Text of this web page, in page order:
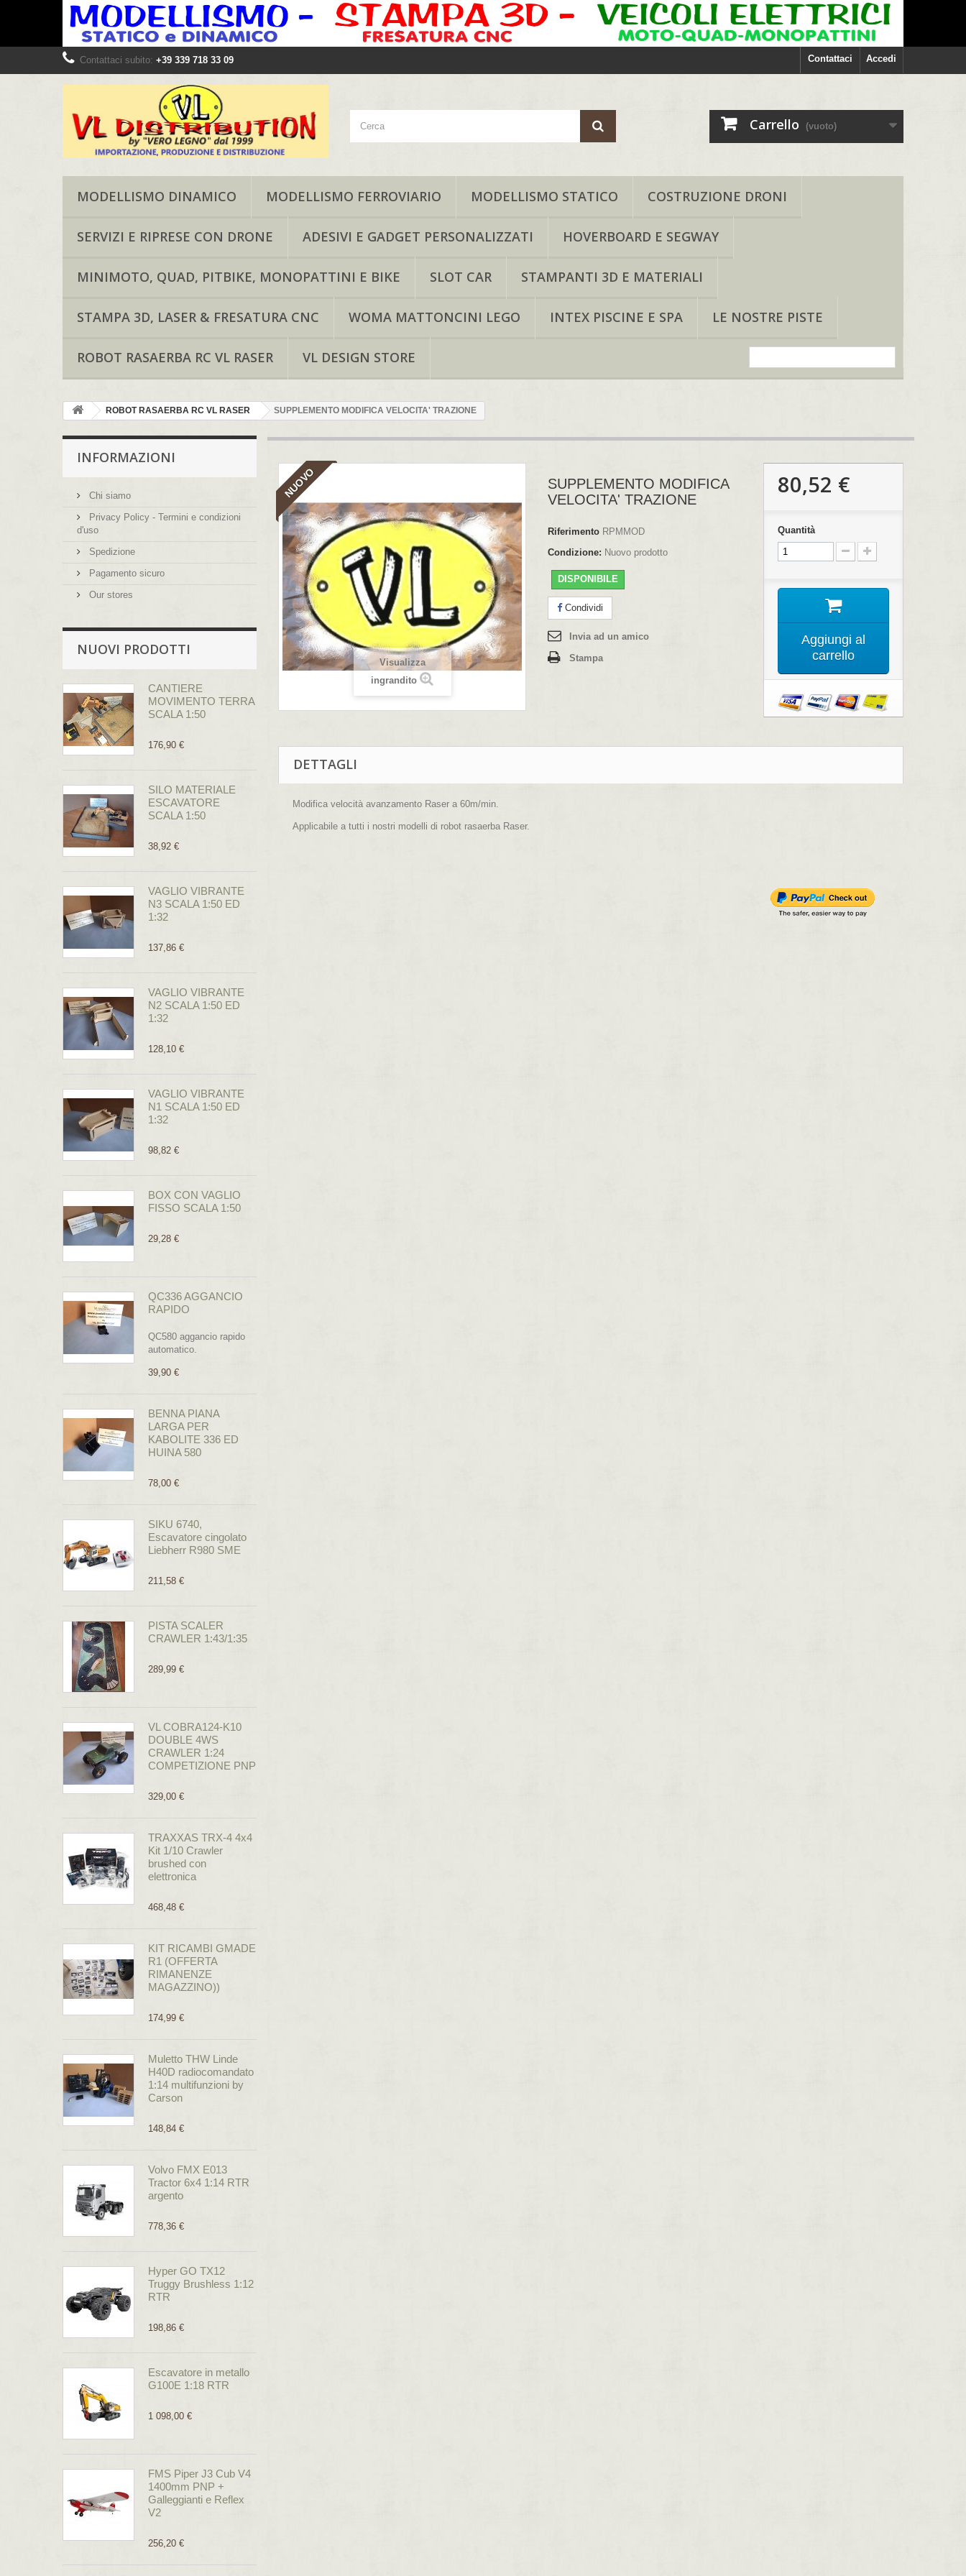
Accedi
Contattaci
Contattaci subito: +39 339 718 33 09
Carrello (vuoto)
MODELLISMO DINAMICO MODELLISMO FERROVIARIO MODELLISMO STATICO COSTRUZIONE DRONI
SERVIZI E RIPRESE CON DRONE ADESIVI E GADGET PERSONALIZZATI HOVERBOARD E SEGWAY
MINIMOTO, QUAD, PITBIKE, MONOPATTINI E BIKE SLOT CAR STAMPANTI 3D E MATERIALI
STAMPA 3D, LASER & FRESATURA CNC WOMA MATTONCINI LEGO INTEX PISCINE E SPA LE NOSTRE PISTE
ROBOT RASAERBA RC VL RASER VL DESIGN STORE
ROBOT RASAERBA RC VL RASER SUPPLEMENTO MODIFICA VELOCITA' TRAZIONE
INFORMAZIONI
Chi siamo
Privacy Policy - Termini e condizioni
d'uso
Spedizione
Pagamento sicuro
Our stores
NUOVI PRODOTTI
CANTIERE
MOVIMENTO TERRA
SCALA 1:50
176,90 €
SILO MATERIALE
ESCAVATORE
SCALA 1:50
38,92 €
VAGLIO VIBRANTE
N3 SCALA 1:50 ED
1:32
137,86 €
VAGLIO VIBRANTE
N2 SCALA 1:50 ED
1:32
128,10 €
VAGLIO VIBRANTE
N1 SCALA 1:50 ED
1:32
98,82 €
BOX CON VAGLIO
FISSO SCALA 1:50
29,28 €
QC336 AGGANCIO
RAPIDO
QC580 aggancio rapido
automatico.
39,90 €
BENNA PIANA
LARGA PER
KABOLITE 336 ED
HUINA 580
78,00 €
SIKU 6740,
Escavatore cingolato
Liebherr R980 SME
211,58 €
PISTA SCALER
CRAWLER 1:43/1:35
289,99 €
VL COBRA124-K10
DOUBLE 4WS
CRAWLER 1:24
COMPETIZIONE PNP
329,00 €
TRAXXAS TRX-4 4x4
Kit 1/10 Crawler
brushed con
elettronica
468,48 €
KIT RICAMBI GMADE
R1 (OFFERTA
RIMANENZE
MAGAZZINO))
174,99 €
Muletto THW Linde
H40D radiocomandato
1:14 multifunzioni by
Carson
148,84 €
Volvo FMX E013
Tractor 6x4 1:14 RTR
argento
778,36 €
Hyper GO TX12
Truggy Brushless 1:12
RTR
198,86 €
Escavatore in metallo
G100E 1:18 RTR
1 098,00 €
FMS Piper J3 Cub V4
1400mm PNP +
Galleggianti e Reflex
V2
256,20 €
NUOVO
Visualizza
ingrandito
SUPPLEMENTO MODIFICA
VELOCITA' TRAZIONE
Riferimento RPMMOD
Condizione: Nuovo prodotto
DISPONIBILE
Condividi
Invia ad un amico
Stampa
80,52 €
Quantità
Aggiungi al
carrello
DETTAGLI
Modifica velocità avanzamento Raser a 60m/min.
Applicabile a tutti i nostri modelli di robot rasaerba Raser.